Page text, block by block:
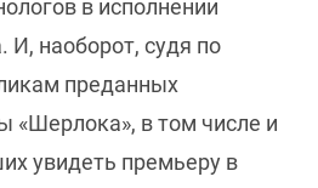
в исполнении
И, наоборот, судя по
преданных
«Шерлока», в том числе и
увидеть премьеру в